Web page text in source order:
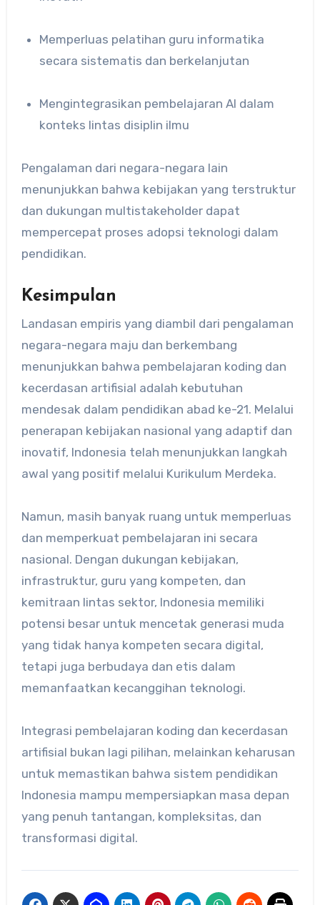
Memperluas pelatihan guru informatika
secara sistematis dan berkelanjutan
Mengintegrasikan pembelajaran AI dalam
konteks lintas disiplin ilmu
Pengalaman dari negara-negara lain
menunjukkan bahwa kebijakan yang terstruktur
dan dukungan multistakeholder dapat
mempercepat proses adopsi teknologi dalam
pendidikan.
Kesimpulan
Landasan empiris yang diambil dari pengalaman
negara-negara maju dan berkembang
menunjukkan bahwa pembelajaran koding dan
kecerdasan artifisial adalah kebutuhan
mendesak dalam pendidikan abad ke-21. Melalui
penerapan kebijakan nasional yang adaptif dan
inovatif, Indonesia telah menunjukkan langkah
awal yang positif melalui Kurikulum Merdeka.
Namun, masih banyak ruang untuk memperluas
dan memperkuat pembelajaran ini secara
nasional. Dengan dukungan kebijakan,
infrastruktur, guru yang kompeten, dan
kemitraan lintas sektor, Indonesia memiliki
potensi besar untuk mencetak generasi muda
yang tidak hanya kompeten secara digital,
tetapi juga berbudaya dan etis dalam
memanfaatkan kecanggihan teknologi.
Integrasi pembelajaran koding dan kecerdasan
artifisial bukan lagi pilihan, melainkan keharusan
untuk memastikan bahwa sistem pendidikan
Indonesia mampu mempersiapkan masa depan
yang penuh tantangan, kompleksitas, dan
transformasi digital.